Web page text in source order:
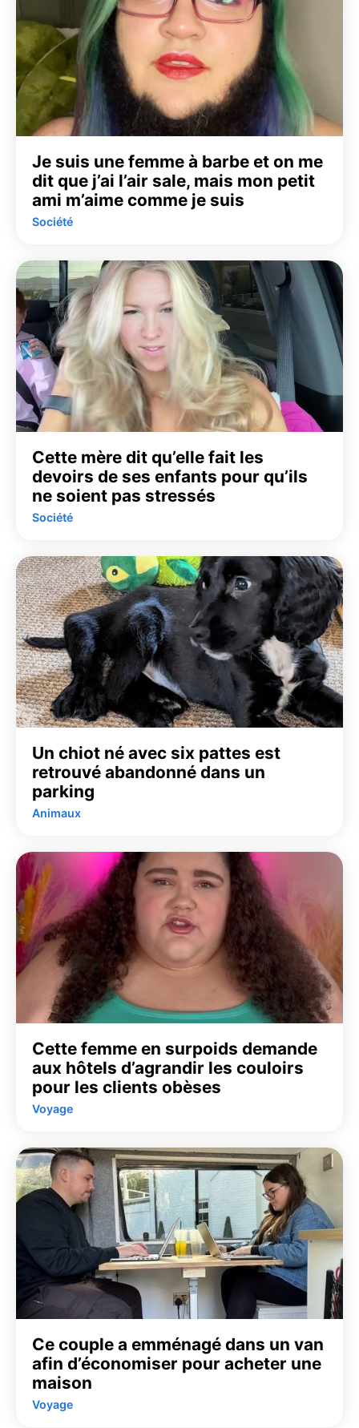
Je suis une femme à barbe et on me
dit que j’ai l’air sale, mais mon petit
ami m’aime comme je suis
Société
Cette mère dit qu’elle fait les
devoirs de ses enfants pour qu’ils
ne soient pas stressés
Société
Un chiot né avec six pattes est
retrouvé abandonné dans un
parking
Animaux
Cette femme en surpoids demande
aux hôtels d’agrandir les couloirs
pour les clients obèses
Voyage
Ce couple a emménagé dans un van
afin d’économiser pour acheter une
maison
Voyage